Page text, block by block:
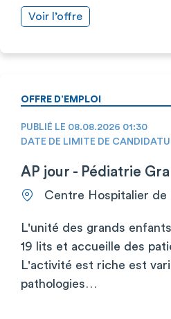
Voir l’offre
OFFRE D’EMPLOI
PUBLIÉ LE 08.08.2026 01:30
DATE DE LIMITE DE
AP jour - Pédiatrie
Centre Hospitalier de
L'unité des grands
19 lits et accueille des
L'activité est riche est
pathologies…